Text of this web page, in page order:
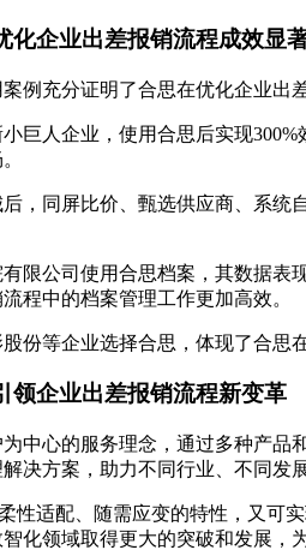
化企业出差报销流程成效显
例充分证明了合思在优化企业出
巨人企业，使用合思后实现
，同屏比价、甄选供应商、系统
限公司使用合思档案，其数据表
程中的档案管理工作更加高效。
份等企业选择合思，体现了合思
领企业出差报销流程新变革
中心的服务理念，通过多种产品
决方案，助力不同行业、不同发
性适配、随需应变的特性，又可
化领域取得更大的突破和发展，